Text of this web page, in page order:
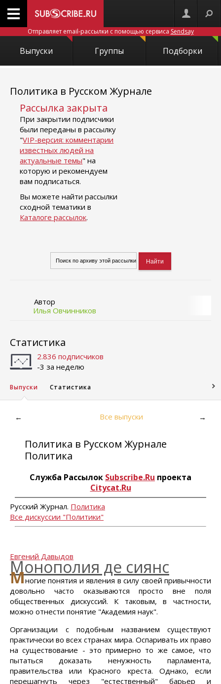
Отправляет email-рассылки с помощью сервиса Sendsay
Выпуски Группы Подборки
Политика в Русском Журнале
Рассылка закрыта
При закрытии подписчики
были переданы в рассылку
"VIP-версия: комментарии
известных людей на
актуальные темы" на
которую и рекомендуем
вам подписаться.
Вы можете найти рассылки
сходной тематики в
Каталоге рассылок.
Автор
Илья Овчинников
Статистика
2.836 подписчиков
-3 за неделю
Выпуски Статистика
← Все выпуски →
Политика в Русском Журнале
Политика
Служба Рассылок Subscribe.Ru проекта
Citycat.Ru
Русский Журнал. Политика
Все дискуссии "Политики"
Евгений Давыдов
Монополия де сиянс
Многие понятия и явления в силу своей привычности
довольно часто оказываются просто вне поля
общественных дискуссий. К таковым, в частности,
можно отнести понятие "Академия наук".
Организации с подобным названием существуют
практически во всех странах мира. Оспаривать их право
на существование - это примерно то же самое, что
пытаться доказать ненужность парламента,
правительства или Красного креста. Однако, если
перешагнуть через "естественный" барьер и